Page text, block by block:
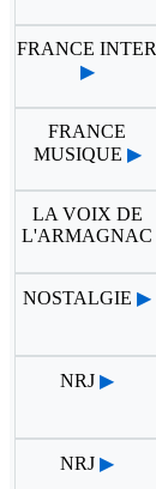
FRANCE INTER
▶
FRANCE
MUSIQUE ▶
LA VOIX DE
L'ARMAGNAC
NOSTALGIE ▶
NRJ ▶
NRJ ▶